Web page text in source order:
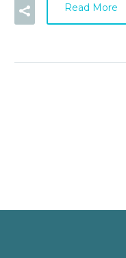
Read More